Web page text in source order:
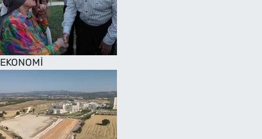
EKONOMİ
SAĞLIK
TV REHBERİ